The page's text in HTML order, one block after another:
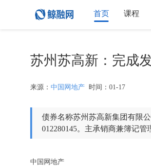
首页 课程
苏州苏高新：完成
来源： 中国网地产 时间：01-17
债券名称苏州苏高新集团有限
012280145。主承销商兼簿记管
中国网地产